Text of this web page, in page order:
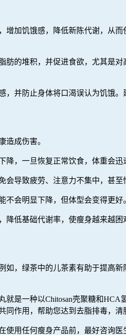
加饥饿感，降低新陈代谢，从
的堆积，并促进食欲，尤其是
并防止身体将口渴误认为饥饿。
造成伤害。
，一旦恢复正常饮食，体重会迅
导致疲劳、注意力不集中，甚
会明显下降，但体型会变得更好
低基础代谢率，使瘦身越来越困
，绿茶中的儿茶素有助于提高
是一种以Chitosan壳聚糖和
作用，帮助您达到去脂排毒，清
用任何瘦身产品前，最好咨询医